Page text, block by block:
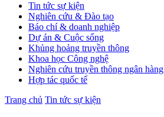
Tin tức sự kiện
Nghiên cứu & Đào tạo
Báo chí & doanh nghiệp
Dự án & Cuộc sống
Khủng hoảng truyền thông
Khoa học Công nghệ
Nghiên cứu truyền thông ngân hàng
Hợp tác quốc tế
Trang chủ Tin tức sự kiện